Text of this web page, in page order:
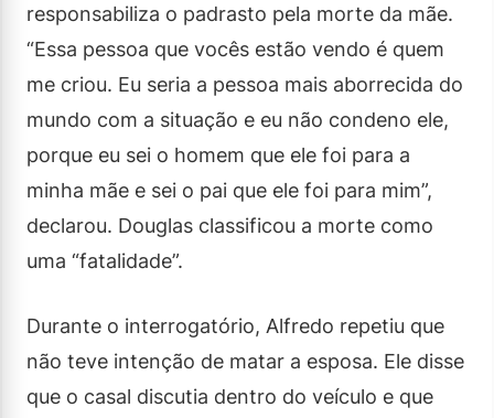
responsabiliza o padrasto pela morte da mãe.
“Essa pessoa que vocês estão vendo é quem
me criou. Eu seria a pessoa mais aborrecida do
mundo com a situação e eu não condeno ele,
porque eu sei o homem que ele foi para a
minha mãe e sei o pai que ele foi para mim”,
declarou. Douglas classificou a morte como
uma “fatalidade”.
Durante o interrogatório, Alfredo repetiu que
não teve intenção de matar a esposa. Ele disse
que o casal discutia dentro do veículo e que